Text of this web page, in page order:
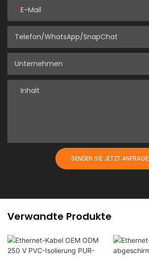
E-Mail
Telefon/WhatsApp/SnapChat
Unternehmen
Inhalt
SENDEN SIE JETZT ANFRAGE
Verwandte Produkte